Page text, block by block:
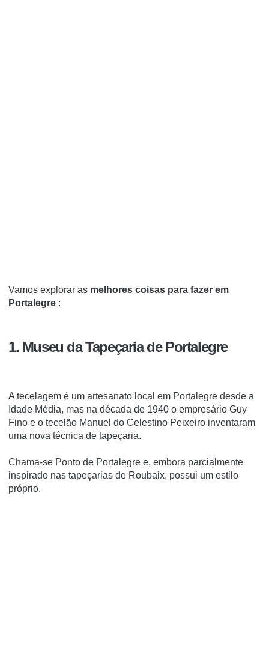
Vamos explorar as melhores coisas para fazer em
Portalegre :
1. Museu da Tapeçaria de Portalegre
A tecelagem é um artesanato local em Portalegre desde a
Idade Média, mas na década de 1940 o empresário Guy
Fino e o tecelão Manuel do Celestino Peixeiro inventaram
uma nova técnica de tapeçaria.
Chama-se Ponto de Portalegre e, embora parcialmente
inspirado nas tapeçarias de Roubaix, possui um estilo
próprio.